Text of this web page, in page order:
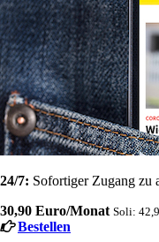
24/7: Sofortiger Zugang zu
30,90 Euro/Monat Soli:
Bestellen